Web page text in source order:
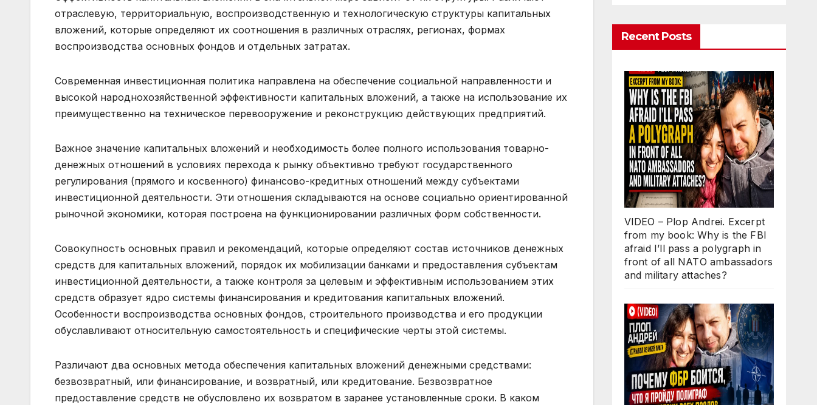
отраслевую, территориальную, воспроизводственную и технологическую структуры капитальных
вложений, которые определяют их соотношения в различных отраслях, регионах, формах
воспроизводства основных фондов и отдельных затратах.
Современная инвестиционная политика направлена на обеспечение социальной направленности и
высокой народнохозяйственной эффективности капитальных вложений, а также на использование их
преимущественно на техническое перевооружение и реконструкцию действующих предприятий.
Важное значение капитальных вложений и необходимость более полного использования товарно-
денежных отношений в условиях перехода к рынку объективно требуют государственного
регулирования (прямого и косвенного) финансово-кредитных отношений между субъектами
инвестиционной деятельности. Эти отношения складываются на основе социально ориентированной
рыночной экономики, которая построена на функционировании различных форм собственности.
Совокупность основных правил и рекомендаций, которые определяют состав источников денежных
средств для капитальных вложений, порядок их мобилизации банками и предоставления субъектам
инвестиционной деятельности, а также контроля за целевым и эффективным использованием этих
средств образует ядро системы финансирования и кредитования капитальных вложений.
Особенности воспроизводства основных фондов, строительного производства и его продукции
обуславливают относительную самостоятельность и специфические черты этой системы.
Различают два основных метода обеспечения капитальных вложений денежными средствами:
безвозвратный, или финансирование, и возвратный, или кредитование. Безвозвратное
предоставление средств не обусловлено их возвратом в заранее установленные сроки. В каком
Recent Posts
VIDEO – Plop Andrei. Excerpt
from my book: Why is the FBI
afraid I’ll pass a polygraph in
front of all NATO ambassadors
and military attaches?